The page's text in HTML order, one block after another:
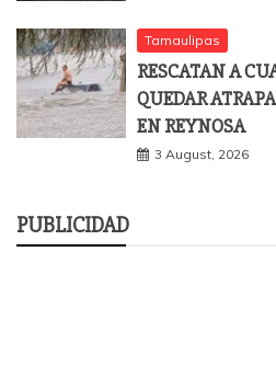
Tamaulipas
RESCATAN A
QUEDAR
EN REYNOSA
3 August, 2026
PUBLICIDAD